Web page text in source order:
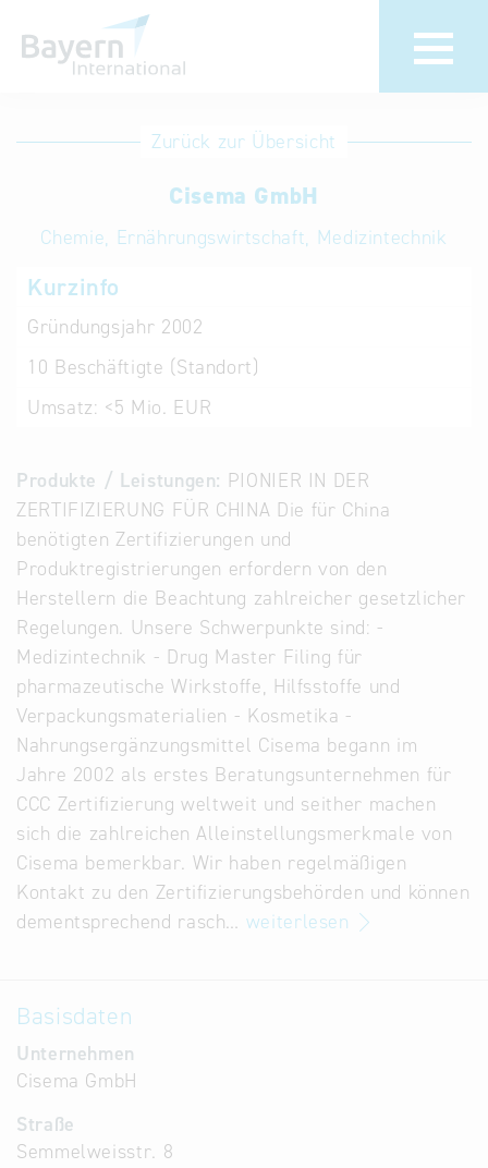
Anmeldung
Unternehmen
anmelden
Eintrag
löschen
Aktualisieren
Datenbanken
Alternative
Datenbanken
aus
Österreich
und der
Slowakei
Zurück zur Übersicht
Cisema GmbH
Chemie, Ernährungswirtschaft, Medizintechnik
Kurzinfo
Gründungsjahr 2002
10 Beschäftigte (Standort)
Umsatz: <5 Mio. EUR
Produkte / Leistungen: PIONIER IN DER
ZERTIFIZIERUNG FÜR CHINA Die für China
benötigten Zertifizierungen und
Produktregistrierungen erfordern von den
Herstellern die Beachtung zahlreicher gesetzlicher
Regelungen. Unsere Schwerpunkte sind: -
Medizintechnik - Drug Master Filing für
pharmazeutische Wirkstoffe, Hilfsstoffe und
Verpackungsmaterialien - Kosmetika -
Nahrungsergänzungsmittel Cisema begann im
Jahre 2002 als erstes Beratungsunternehmen für
CCC Zertifizierung weltweit und seither machen
sich die zahlreichen Alleinstellungsmerkmale von
Cisema bemerkbar. Wir haben regelmäßigen
Kontakt zu den Zertifizierungsbehörden und können
dementsprechend rasch… weiterlesen
Basisdaten
Unternehmen
Cisema GmbH
Straße
Semmelweisstr. 8